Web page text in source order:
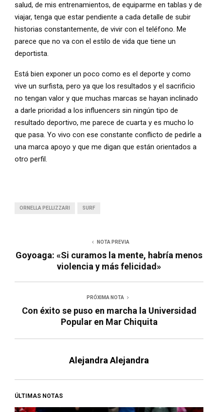
salud, de mis entrenamientos, de equiparme en tablas y de
viajar, tenga que estar pendiente a cada detalle de subir
historias constantemente, de vivir con el teléfono. Me
parece que no va con el estilo de vida que tiene un
deportista.
Está bien exponer un poco como es el deporte y como
vive un surfista, pero ya que los resultados y el sacrificio
no tengan valor y que muchas marcas se hayan inclinado
a darle prioridad a los influencers sin ningún tipo de
resultado deportivo, me parece de cuarta y es mucho lo
que pasa. Yo vivo con ese constante conflicto de pedirle a
una marca apoyo y que me digan que están orientados a
otro perfil.
ORNELLA PELLIZZARI SURF
NOTA PREVIA
Goyoaga: «Si curamos la mente, habría menos
violencia y más felicidad»
PRÓXIMA NOTA
Con éxito se puso en marcha la Universidad
Popular en Mar Chiquita
Alejandra Alejandra
ÚLTIMAS NOTAS